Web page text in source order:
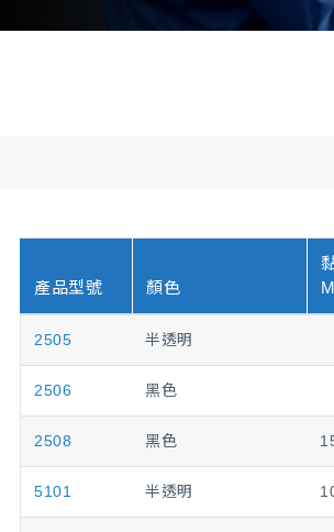
產品型號 顏色
2505 半透明
2506 黑色
2508 黑色
5101 半透明